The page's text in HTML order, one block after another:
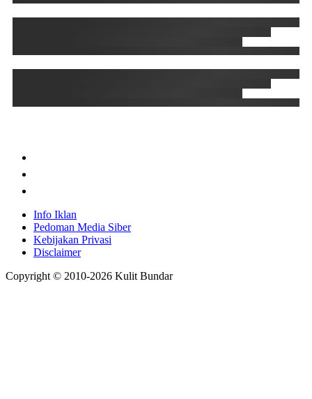
Info Iklan
Pedoman Media Siber
Kebijakan Privasi
Disclaimer
Copyright © 2010-2026 Kulit Bundar